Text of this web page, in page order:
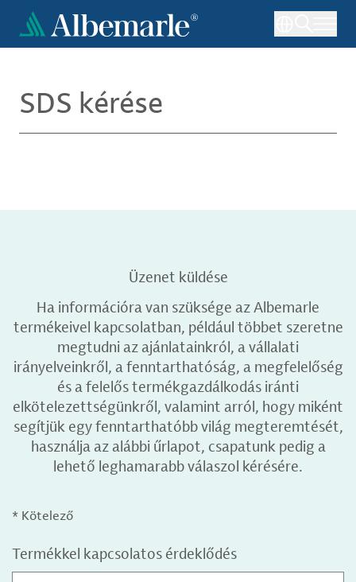
Ugrás
tartalomra
SDS kérése
Üzenet küldése
Ha információra van szüksége az Albemarle
termékeivel kapcsolatban, például többet szeretne
megtudni az ajánlatainkról, a vállalati
irányelveinkről, a fenntarthatóság, a megfelelőség
és a felelős termékgazdálkodás iránti
elkötelezettségünkről, valamint arról, hogy miként
segítjük egy fenntarthatóbb világ megteremtését,
használja az alábbi űrlapot, csapatunk pedig a
lehető leghamarabb válaszol kérésére.
* Kötelező
Termékkel kapcsolatos érdeklődés